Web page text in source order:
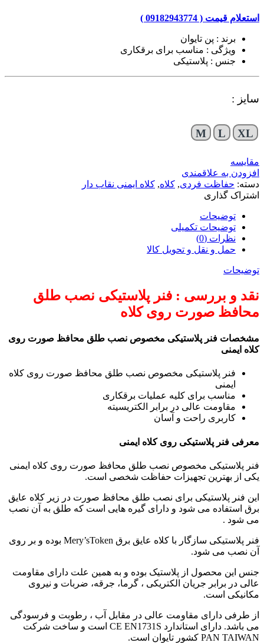
استعلام قیمت ( 09182943774 )
برند : پن تایوان
ویژگی : مناسب برای برقکاری
جنس : پلاستیکی
سایز :
M L XL
مقایسه
افزودن به علاقمندی
دسته: حفاظت فردی, کلاه, کلاه ایمنی نقاب دار
اشتراک گذاری
توضیحات
توضیحات تکمیلی
نظرات (0)
حمل و نقل و تحویل کالا
توضیحات
نقد و بررسی : فنر پلاستیکی نصب طلق
محافظ صورت روی کلاه
مشخصات فنر پلاستیکی مخصوص نصب طلق محافظ صورت روی
کلاه ایمنی
فنر پلاستیکی مخصوص نصب طلق محافظ صورت روی کلاه
ایمنی
مناسب برای کلیه عملیات برقکاری
مقاومت عالی در برابر الکتریسیته
کاربری راحت و آسان
معرفی فنر پلاستیکی روی کلاه ایمنی
فنر پلاستیکی مخصوص نصب طلق محافظ صورت روی کلاه ایمنی
یکی از بهترین تجهیزات حفاظت شخصی است.
این فنر پلاستیکی برای نصب طلق محافظ صورت در زیر کلاه عایق
برق استفاده می شود و دارای گیره هایی است که طلق به آن نصب
می شود .
فنر پلاستیکی سازگار با کلاه عایق برق Mery’sToken بوده و بر روی
آن نصب می شود.
جنس این محصول از پلاستیک بوده و به همین علت دارای مقاومت
عالی در برابر جریان الکتریکی ، گرما، جرقه، ضربات و نیروی
مکانیکی است.
از طرفی دارای مقاومت عالی در مقابل آب ، رطوبت و فرسودگی
می باشد. دارای استاندارد CE EN1731S است و ساخت شرکت
PAN TAIWAN کشور تایوان است.